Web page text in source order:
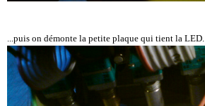
...puis on démonte la petite plaque qui tient la LED.